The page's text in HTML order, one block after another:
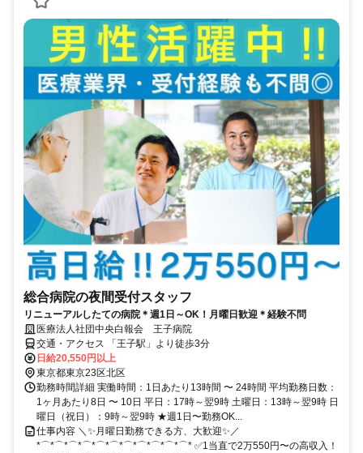
総合病院の夜間受付スタッフ
リニューアルしたての病院＊週1日～OK！月曜日歓迎＊経験不問
医療法人社団中央白報会 王子病院
交通・アクセス 「王子駅」より徒歩3分
日給20,550円以上
東京都東京23区北区
勤務時間詳細 実働時間：1日あたり13時間 〜 24時間 平均勤務日数：
1ヶ月あたり8日 〜 10日 平日：17時～翌9時 土曜日：13時～翌9時 日
曜日（祝日）：9時～翌9時 ★週1日〜勤務OK...
仕事内容 ＼✨月曜日勤務できる方、大歓迎✨／
*⌒*⌒*⌒*⌒*⌒*⌒*⌒*⌒*⌒*⌒*⌒* ✅1当直で2万550円〜の高収入！